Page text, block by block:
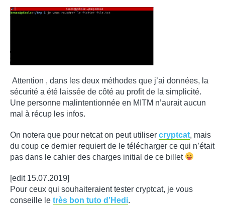
Attention , dans les deux méthodes que j’ai données, la
sécurité a été laissée de côté au profit de la simplicité.
Une personne malintentionnée en MITM n’aurait aucun
mal à récup les infos.
On notera que pour netcat on peut utiliser cryptcat, mais
du coup ce dernier requiert de le télécharger ce qui n’était
pas dans le cahier des charges initial de ce billet
[edit 15.07.2019]
Pour ceux qui souhaiteraient tester cryptcat, je vous
conseille le très bon tuto d’Hedi.